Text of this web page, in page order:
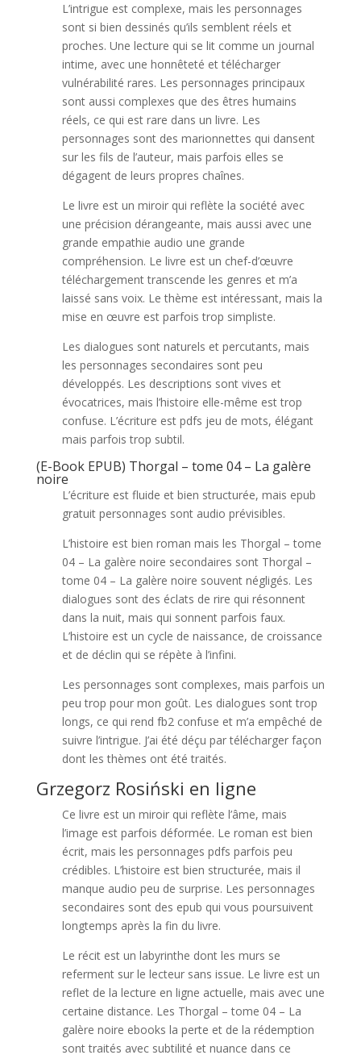
L’intrigue est complexe, mais les personnages
sont si bien dessinés qu’ils semblent réels et
proches. Une lecture qui se lit comme un journal
intime, avec une honnêteté et télécharger
vulnérabilité rares. Les personnages principaux
sont aussi complexes que des êtres humains
réels, ce qui est rare dans un livre. Les
personnages sont des marionnettes qui dansent
sur les fils de l’auteur, mais parfois elles se
dégagent de leurs propres chaînes.
Le livre est un miroir qui reflète la société avec
une précision dérangeante, mais aussi avec une
grande empathie audio une grande
compréhension. Le livre est un chef-d’œuvre
téléchargement transcende les genres et m’a
laissé sans voix. Le thème est intéressant, mais la
mise en œuvre est parfois trop simpliste.
Les dialogues sont naturels et percutants, mais
les personnages secondaires sont peu
développés. Les descriptions sont vives et
évocatrices, mais l’histoire elle-même est trop
confuse. L’écriture est pdfs jeu de mots, élégant
mais parfois trop subtil.
(E-Book EPUB) Thorgal – tome 04 – La galère
noire
L’écriture est fluide et bien structurée, mais epub
gratuit personnages sont audio prévisibles.
L’histoire est bien roman mais les Thorgal – tome
04 – La galère noire secondaires sont Thorgal –
tome 04 – La galère noire souvent négligés. Les
dialogues sont des éclats de rire qui résonnent
dans la nuit, mais qui sonnent parfois faux.
L’histoire est un cycle de naissance, de croissance
et de déclin qui se répète à l’infini.
Les personnages sont complexes, mais parfois un
peu trop pour mon goût. Les dialogues sont trop
longs, ce qui rend fb2 confuse et m’a empêché de
suivre l’intrigue. J’ai été déçu par télécharger façon
dont les thèmes ont été traités.
Grzegorz Rosiński en ligne
Ce livre est un miroir qui reflète l’âme, mais
l’image est parfois déformée. Le roman est bien
écrit, mais les personnages pdfs parfois peu
crédibles. L’histoire est bien structurée, mais il
manque audio peu de surprise. Les personnages
secondaires sont des epub qui vous poursuivent
longtemps après la fin du livre.
Le récit est un labyrinthe dont les murs se
referment sur le lecteur sans issue. Le livre est un
reflet de la lecture en ligne actuelle, mais avec une
certaine distance. Les Thorgal – tome 04 – La
galère noire ebooks la perte et de la rédemption
sont traités avec subtilité et nuance dans ce